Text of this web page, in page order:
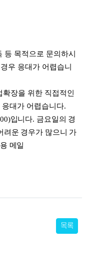
목적으로 문의하시
우 응대가 어렵습니
확장을 위한 직접적인
대가 어렵습니다.
입니다. 금요일의 경
려운 경우가 많으니 가
메일
목록